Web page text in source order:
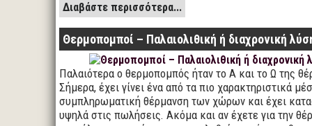
Διαβάστε περισσότερα...
Θερμοπομποί – Παλαιολιθική ή διαχρονική
Παλαιότερα ο θερμοπομπός ήταν το Α και το Ω της
Σήμερα, έχει γίνει ένα από τα πιο χαρακτηριστικά
συμπληρωματική θέρμανση των χώρων και έχει
υψηλά στις πωλήσεις. Ακόμα και αν έχετε για την